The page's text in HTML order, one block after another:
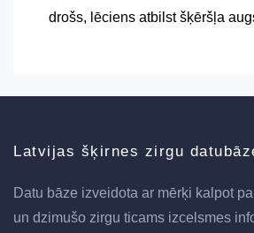
drošs, lēciens atbilst šķēršļa
Latvijas šķirnes zirgu
Datu bāze izveidota ar mērķi kalpot
un dzimušo zirgu ticams izcelsmes